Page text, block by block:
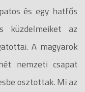
és egy hatfős
küzdelmeiket az
A magyarok
nemzeti csapat
osztottak. Mi az